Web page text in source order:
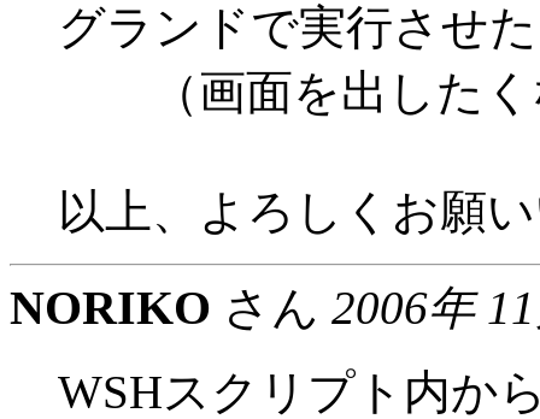
グランドで実行させ
（画面を出したく
以上、よろしくお願
NORIKO さん 2006年
WSHスクリプト内か